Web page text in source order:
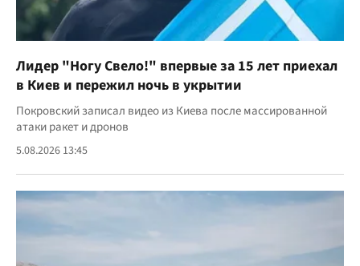
Лидер "Ногу Свело!" впервые за 15 лет приехал
в Киев и пережил ночь в укрытии
Покровский записал видео из Киева после массированной
атаки ракет и дронов
5.08.2026 13:45